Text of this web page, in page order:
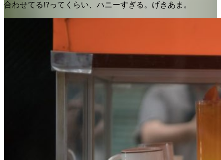
合わせてる!?ってくらい、ハニーすぎる。げきあま。